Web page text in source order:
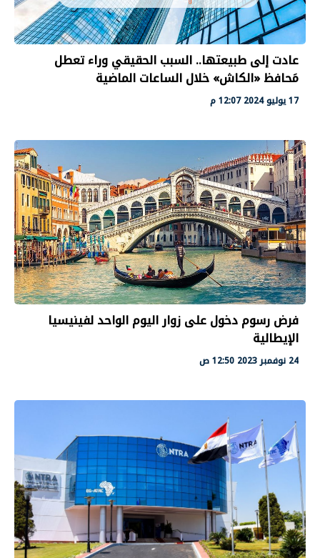
عادت إلى طبيعتها.. السبب الحقيقي وراء تعطل
مَحافظ «الكاش» خلال الساعات الماضية
17 يوليو 2024 12:07 م
فرض رسوم دخول على زوار اليوم الواحد لفينيسيا
الإيطالية
24 نوفمبر 2023 12:50 ص